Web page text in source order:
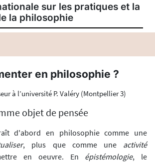
sur les pratiques et la
la philosophie
en philosophie ?
à l’université P. Valéry (Montpellier 3)
objet de pensée
d'abord en philosophie comme une
, plus que comme une activité
en oeuvre. En épistémologie, le